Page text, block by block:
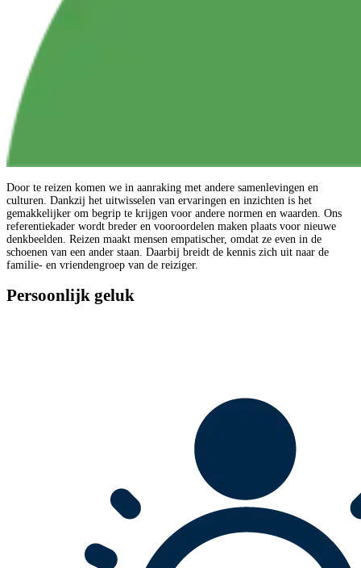
Door te reizen komen we in aanraking met andere samenlevingen en
culturen. Dankzij het uitwisselen van ervaringen en inzichten is het
gemakkelijker om begrip te krijgen voor andere normen en waarden. Ons
referentiekader wordt breder en vooroordelen maken plaats voor nieuwe
denkbeelden. Reizen maakt mensen empatischer, omdat ze even in de
schoenen van een ander staan. Daarbij breidt de kennis zich uit naar de
familie- en vriendengroep van de reiziger.
Persoonlijk geluk